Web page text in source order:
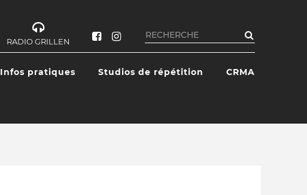
RADIO GRILLEN
Rechercher
Infos pratiques Studios de répétition CRMA